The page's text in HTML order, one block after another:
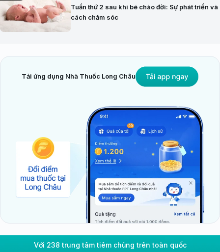
Tuần thứ 2 sau khi bé chào đời: Sự phát triển và
cách chăm sóc
Tải ứng dụng Nhà Thuốc Long Châu
Với 238 trung tâm tiêm chủng trên toàn quốc